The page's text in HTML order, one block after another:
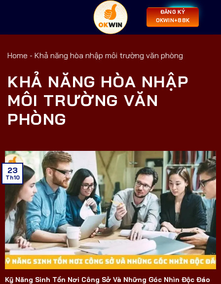
ĐĂNG KÝ
OKWIN+88K
Home - Khả năng hòa nhập môi trường văn phòng
KHẢ NĂNG HÒA NHẬP
MÔI TRƯỜNG VĂN
PHÒNG
Kỹ Năng Sinh Tồn Nơi Công Sở Và Những Góc Nhìn Độc Đáo
23
Th10